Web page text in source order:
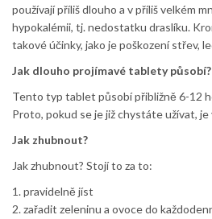
používají příliš dlouho a v příliš velkém
hypokalémii, tj. nedostatku draslíku.
takové účinky, jako je poškození střev,
Jak dlouho projímavé tablety působí?
Tento typ tablet působí přibližně 6-12
Proto, pokud se je již chystáte užívat,
Jak zhubnout?
Jak zhubnout? Stojí to za to:
1. pravidelně jíst
2. zařadit zeleninu a ovoce do